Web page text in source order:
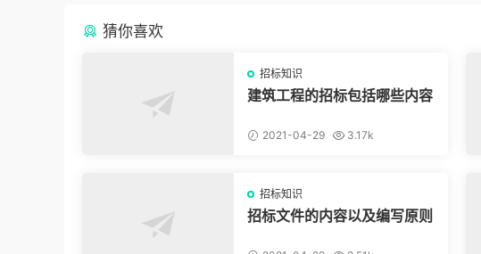
猜你喜欢
招标知识
建筑工程的招标包括哪些内容
2021-04-29 3.17k
招标知识
招标文件的内容以及编写原则